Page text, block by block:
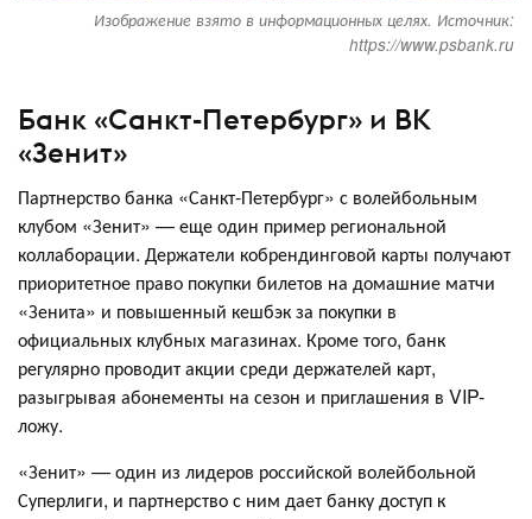
Изображение взято в информационных целях. Источник:
https://www.psbank.ru
Банк «Санкт-Петербург» и ВК
«Зенит»
Партнерство банка «Санкт-Петербург» с волейбольным
клубом «Зенит» — еще один пример региональной
коллаборации. Держатели кобрендинговой карты получают
приоритетное право покупки билетов на домашние матчи
«Зенита» и повышенный кешбэк за покупки в
официальных клубных магазинах. Кроме того, банк
регулярно проводит акции среди держателей карт,
разыгрывая абонементы на сезон и приглашения в VIP-
ложу.
«Зенит» — один из лидеров российской волейбольной
Суперлиги, и партнерство с ним дает банку доступ к